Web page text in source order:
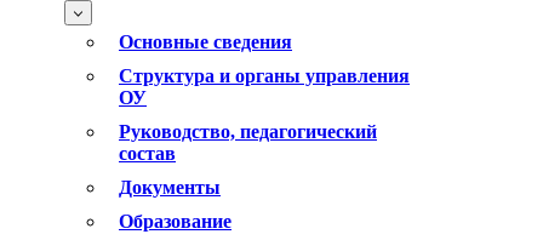
Основные сведения
Структура и органы управления
ОУ
Руководство, педагогический
состав
Документы
Образование